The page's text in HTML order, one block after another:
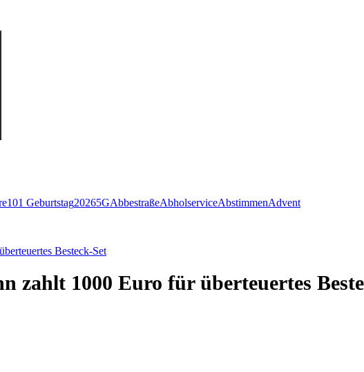
101 Geburtstag20265GAbbestraßeAbholserviceAbstimmenAdvent
Besteck-Set
zahlt 1000 Euro für überteuertes